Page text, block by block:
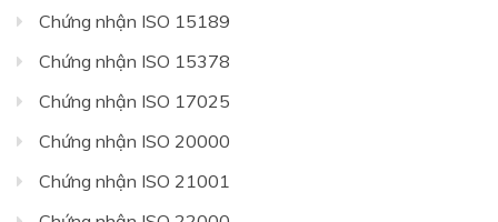
Chứng nhận ISO 15189
Chứng nhận ISO 15378
Chứng nhận ISO 17025
Chứng nhận ISO 20000
Chứng nhận ISO 21001